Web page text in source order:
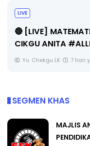
LIVE
🔴 [LIVE]
CIKGU ANITA
Yu. Chekgu LK 7 hari
SEGMEN KHAS
MAJLIS